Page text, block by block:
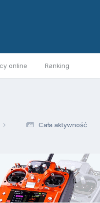
online Ranking
Cała aktywność